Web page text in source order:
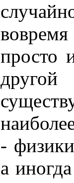
просто
-
а